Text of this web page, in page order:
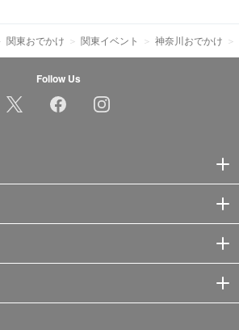
関東おでかけ 関東イベント 神奈川おでかけ
Follow Us